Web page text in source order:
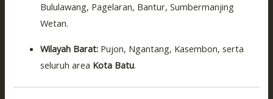
Bululawang, Pagelaran, Bantur, Sumbermanjing
Wetan.
Wilayah Barat: Pujon, Ngantang, Kasembon, serta
seluruh area Kota Batu.